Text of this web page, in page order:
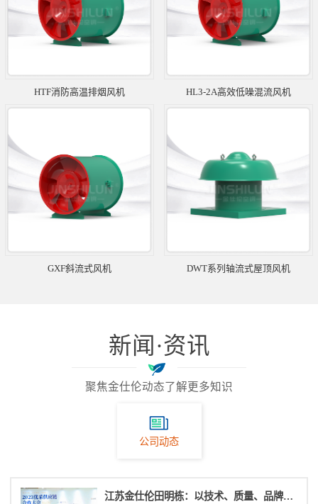
HTF消防高温排烟风机 HL3-2A高效低噪混流风机
GXF斜流式风机 DWT系列轴流式屋顶风机
新闻·资讯
聚焦金仕伦动态了解更多知识
公司动态
江苏金仕伦田明栋：以技术、质量、品牌和产品力赋能央国企合作伙伴